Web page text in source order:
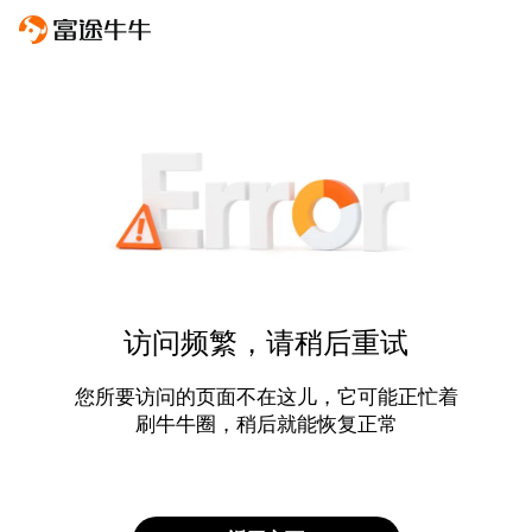
访问频繁，请稍后重试
您所要访问的页面不在这儿，它可能正忙着
刷牛牛圈，稍后就能恢复正常